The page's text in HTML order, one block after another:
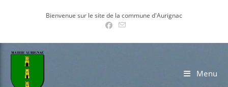
Bienvenue sur le site de la commune d'Aurignac
Menu